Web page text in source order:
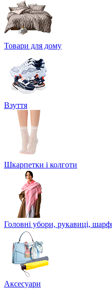
Товари для дому
Взуття
Шкарпетки і колготи
Головні убори, рукавиці,
Аксесуари